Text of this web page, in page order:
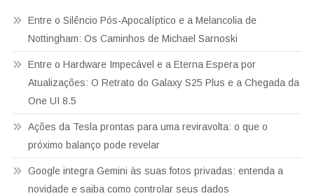
Entre o Silêncio Pós-Apocalíptico e a Melancolia de
Nottingham: Os Caminhos de Michael Sarnoski
Entre o Hardware Impecável e a Eterna Espera por
Atualizações: O Retrato do Galaxy S25 Plus e a Chegada da
One UI 8.5
Ações da Tesla prontas para uma reviravolta: o que o
próximo balanço pode revelar
Google integra Gemini às suas fotos privadas: entenda a
novidade e saiba como controlar seus dados